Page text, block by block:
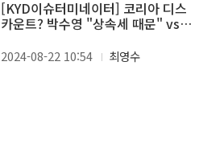
[KYD이슈터미네이터] 코리아 디스
카운트? 박수영 "상속세 때문" vs
2024-08-22 10:54 최영수